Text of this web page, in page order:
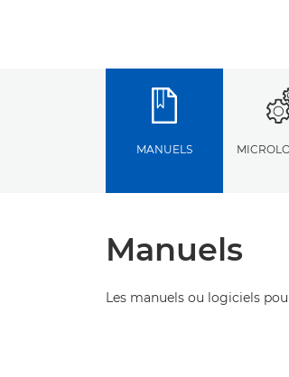
MANUELS
Manuels
Les manuels ou logiciels